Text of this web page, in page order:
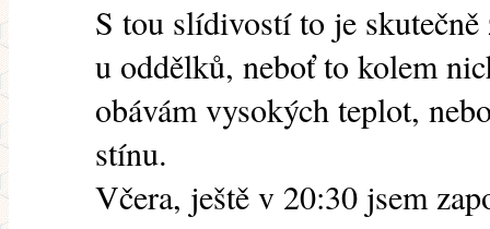
S tou slídivostí to je
u oddělků, neboť to kolem
obávám vysokých teplot,
stínu.
Včera, ještě v 20:30 jsem